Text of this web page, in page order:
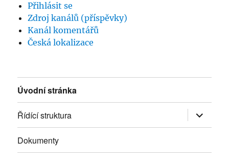
Přihlásit se
Zdroj kanálů (příspěvky)
Kanál komentářů
Česká lokalizace
Úvodní stránka
Řídící struktura
Zobrazit
Dokumenty